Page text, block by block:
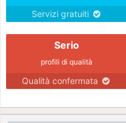
Servizi gratuiti
Serio
profili di qualità
Qualità confermata